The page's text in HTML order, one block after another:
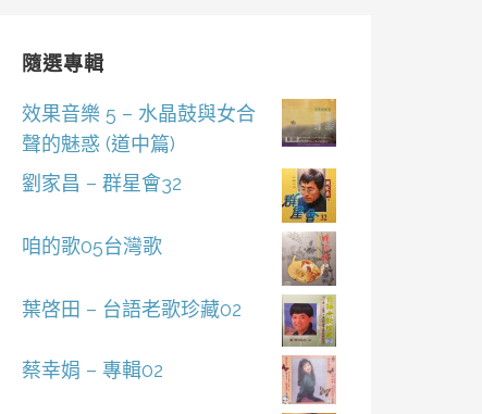
隨選專輯
效果音樂 5 – 水晶鼓與女合
聲的魅惑 (道中篇)
劉家昌 – 群星會32
咱的歌05台灣歌
葉啓田 – 台語老歌珍藏02
蔡幸娟 – 專輯02